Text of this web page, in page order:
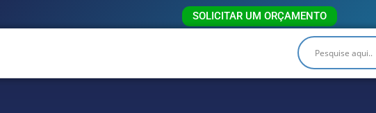
SOLICITAR UM ORÇAMENTO